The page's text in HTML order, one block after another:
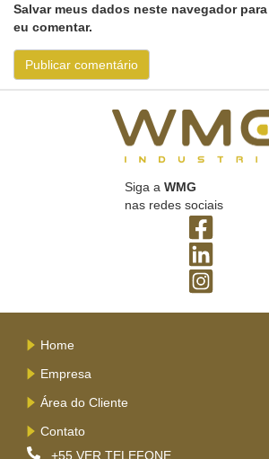
Salvar meus dados neste navegador
eu comentar.
Siga a WMG
nas redes sociais
Home
Empresa
Área do Cliente
Contato
+55 VER TELEFONE